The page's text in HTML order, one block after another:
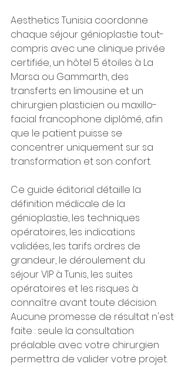
Aesthetics Tunisia coordonne
chaque séjour génioplastie tout-
compris avec une clinique privée
certifiée, un hôtel 5 étoiles à La
Marsa ou Gammarth, des
transferts en limousine et un
chirurgien plasticien ou maxillo-
facial francophone diplômé, afin
que le patient puisse se
concentrer uniquement sur sa
transformation et son confort.
Ce guide éditorial détaille la
définition médicale de la
génioplastie, les techniques
opératoires, les indications
validées, les tarifs ordres de
grandeur, le déroulement du
séjour VIP à Tunis, les suites
opératoires et les risques à
connaître avant toute décision.
Aucune promesse de résultat n'est
faite : seule la consultation
préalable avec votre chirurgien
permettra de valider votre projet.